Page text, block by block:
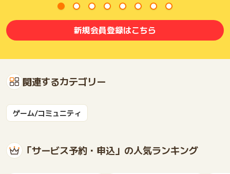
新規会員登録はこちら
関連するカテゴリー
ゲーム/コミュニティ
「サービス予約・申込」の人気ランキング